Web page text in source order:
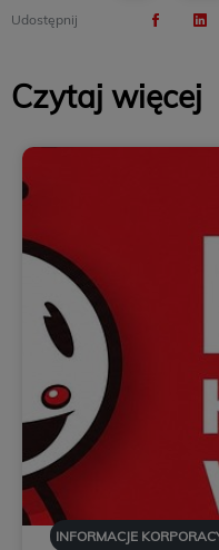
Udostępnij
Czytaj więcej
INFORMACJE